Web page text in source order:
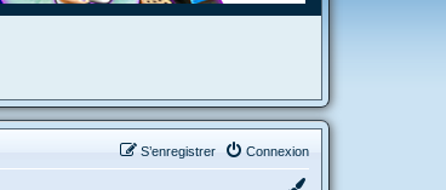
Connexion
S’enregistrer